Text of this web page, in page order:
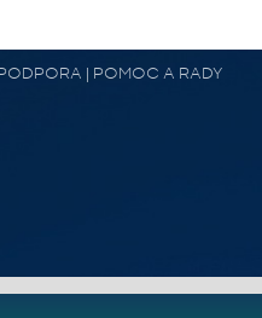
| POMOC A RADY